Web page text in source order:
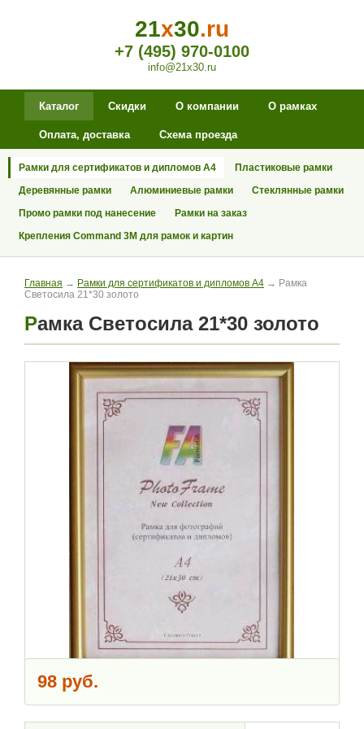
21x30.ru
+7 (495) 970-0100
info@21x30.ru
Каталог Скидки О компании О рамках
Оплата, доставка Схема проезда
Рамки для сертификатов и дипломов А4
Пластиковые рамки
Деревянные рамки
Алюминиевые рамки
Стеклянные рамки
Промо рамки под нанесение
Рамки на заказ
Крепления Command 3M для рамок и картин
Главная → Рамки для сертификатов и дипломов А4 → Рамка
Светосила 21*30 золото
Рамка Светосила 21*30 золото
98 руб.